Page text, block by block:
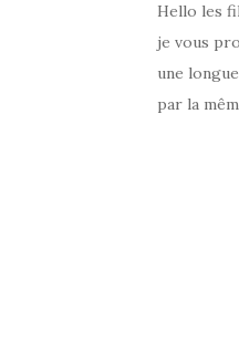
Hello les
je vous
une
par la